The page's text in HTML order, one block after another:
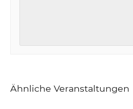
Ähnliche Veranstaltungen